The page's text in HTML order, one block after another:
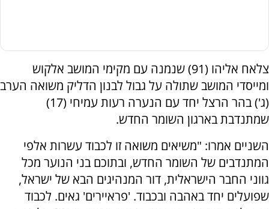
צלאח אליהו (91) שנמנה עם מקימי המושב אלקוש
ומייסדי המושב שתולה על גבול לבנון הדליק משואה הערב
(ג') בהר הרצל יחד עם הנערה רעות עמיחי (17)
שמתנדבת בארגון השומר החדש.
השניים אמרו: "משיאים משואה זו לכבוד עשרות אלפי
המתנדבים של השומר החדש, ובתוכם בני הנוער מכל
גווני החבר הישראלית, דור המנהיגים הבא של ישראל,
שפועלים יחד באהבה ובכבוד. 'פראיירים' גאים. לכבוד